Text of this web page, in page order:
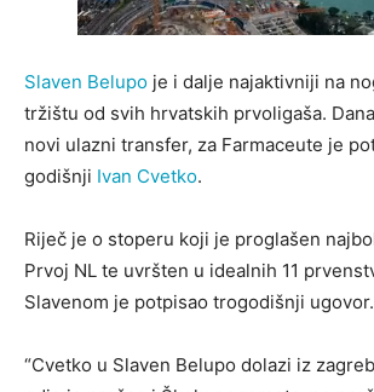
Slaven Belupo je i dalje najaktivniji na
tržištu od svih hrvatskih prvoligaša.
novi ulazni transfer, za Farmaceute je
godišnji Ivan Cvetko.
Riječ je o stoperu koji je proglašen
Prvoj NL te uvršten u idealnih 11
Slavenom je potpisao trogodišnji ugovor.
“Cvetko u Slaven Belupo dolazi iz